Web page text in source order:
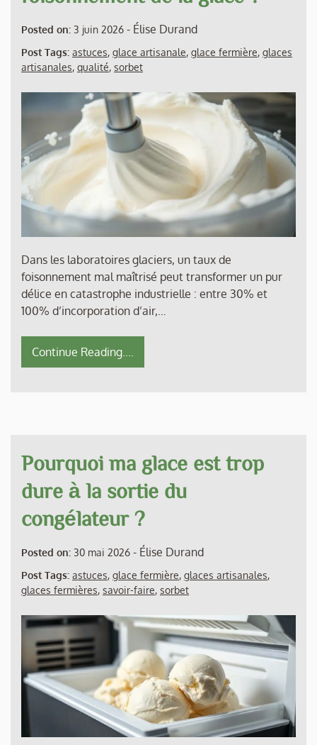
Posted on: 3 juin 2026 - Élise Durand
Post Tags: astuces, glace artisanale, glace fermière, glaces
artisanales, qualité, sorbet
Dans les laboratoires glaciers, un taux de
foisonnement mal maîtrisé peut transformer un pur
délice en catastrophe industrielle : entre 30% et
100% d’incorporation d’air,…
Continue Reading....
Pourquoi ma glace est trop
dure à la sortie du
congélateur ?
Posted on: 30 mai 2026 - Élise Durand
Post Tags: astuces, glace fermière, glaces artisanales,
glaces fermières, savoir-faire, sorbet